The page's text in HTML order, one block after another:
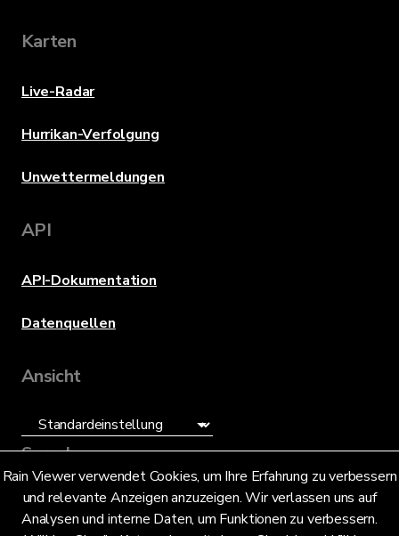
Rain Viewer verwendet Cookies, um Ihre Erfahrung zu verbessern
und relevante Anzeigen anzuzeigen. Wir verlassen uns auf
Analysen und interne Daten, um Funktionen zu verbessern.
Karten
Live-Radar
Hurrikan-Verfolgung
Unwettermeldungen
API
API-Dokumentation
Datenquellen
Ansicht
Sprache
Deutsch (DE)